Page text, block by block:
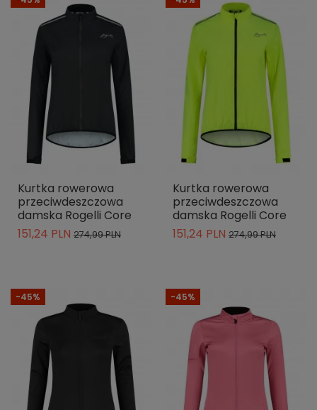
Kurtka rowerowa
przeciwdeszczowa
damska Rogelli Core
151,24 PLN 274,99 PLN
Kurtka rowerowa
przeciwdeszczowa
damska Rogelli Core
151,24 PLN 274,99 PLN
-45% -45%